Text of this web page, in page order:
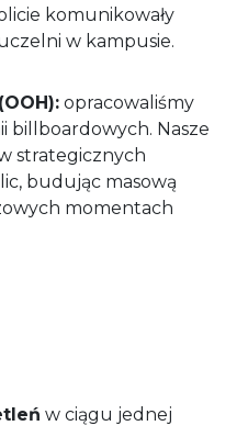
komunikowały
w kampusie.
opracowaliśmy
billboardowych. Nasze
strategicznych
budując masową
momentach
w ciągu jednej